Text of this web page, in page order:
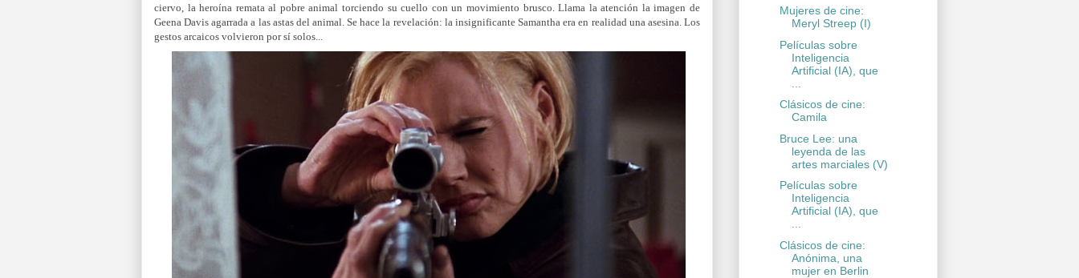
ciervo, la heroína remata al pobre animal torciendo su cuello con un movimiento brusco. Llama la atención la imagen de
Geena Davis agarrada a las astas del animal. Se hace la revelación: la insignificante Samantha era en realidad una asesina. Los
gestos arcaicos volvieron por sí solos...
Mujeres de cine:
Meryl Streep (I)
Películas sobre
Inteligencia
Artificial (IA), que
Clásicos de cine:
Camila
Bruce Lee: una
leyenda de las
artes marciales (V)
Películas sobre
Inteligencia
Artificial (IA), que
...
Clásicos de cine:
Anónima, una
mujer en Berlin